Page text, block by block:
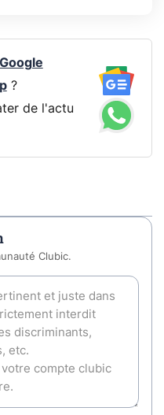
Google
?
de l'actu
Clubic.